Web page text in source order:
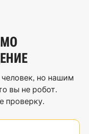
но нашим
вы не робот.
проверку.